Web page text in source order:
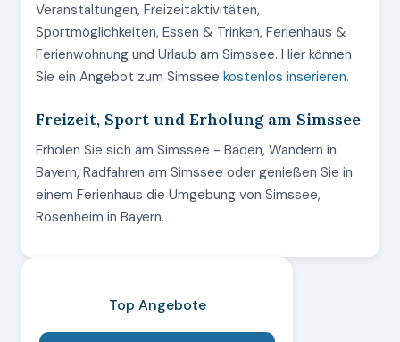
Veranstaltungen, Freizeitaktivitäten,
Sportmöglichkeiten, Essen & Trinken, Ferienhaus &
Ferienwohnung und Urlaub am Simssee. Hier können
Sie ein Angebot zum Simssee kostenlos inserieren.
Freizeit, Sport und Erholung am Simssee
Erholen Sie sich am Simssee - Baden, Wandern in
Bayern, Radfahren am Simssee oder genießen Sie in
einem Ferienhaus die Umgebung von Simssee,
Rosenheim in Bayern.
Top Angebote